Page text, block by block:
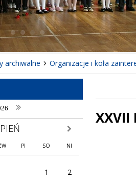
Element
archiwalne Organizacje i koła
rok
następny rok
następny miesiąc
PI SO NI
1 2